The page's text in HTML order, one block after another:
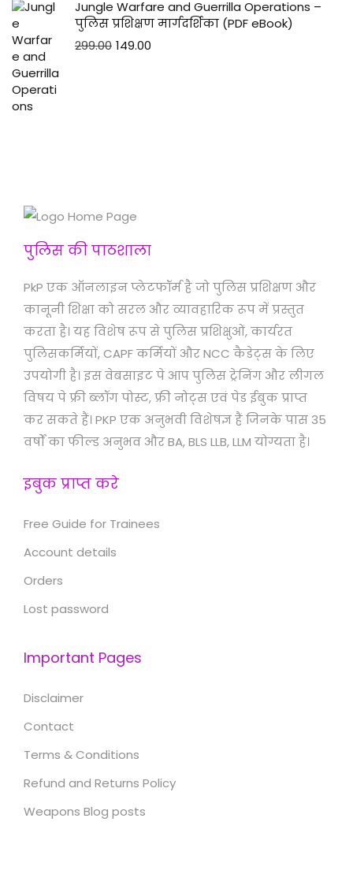
Jungle Warfare and Guerrilla Operations –
पुलिस प्रशिक्षण मार्गदर्शिका (PDF eBook)
299.00 149.00
पुलिस की पाठशाला
PkP एक ऑनलाइन प्लेटफॉर्म है जो पुलिस प्रशिक्षण और
कानूनी शिक्षा को सरल और व्यावहारिक रूप में प्रस्तुत
करता है। यह विशेष रूप से पुलिस प्रशिक्षुओं, कार्यरत
पुलिसकर्मियों, CAPF कर्मियों और NCC कैडेट्स के लिए
उपयोगी है। इस वेबसाइट पे आप पुलिस ट्रेनिंग और लीगल
विषय पे फ्री ब्लॉग पोस्ट, फ्री नोट्स एवं पेड ईबुक प्राप्त
कर सकते हैं। PKP एक अनुभवी विशेषज्ञ हैं जिनके पास 35
वर्षों का फील्ड अनुभव और BA, BLS LLB, LLM योग्यता है।
इबुक प्राप्त करे
Free Guide for Trainees
Account details
Orders
Lost password
Important Pages
Disclaimer
Contact
Terms & Conditions
Refund and Returns Policy
Weapons Blog posts